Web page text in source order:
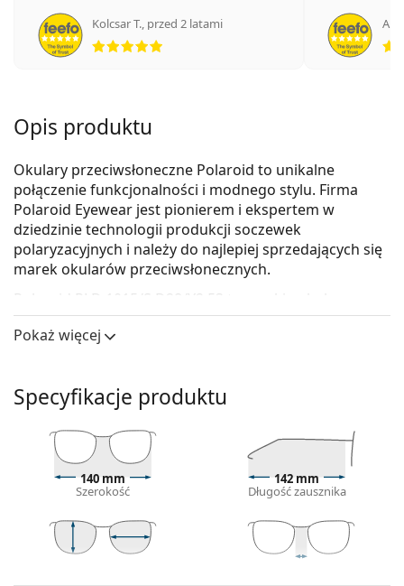
Kolcsar T., przed 2 latami
Opis produktu
Okulary przeciwsłoneczne Polaroid to unikalne
połączenie funkcjonalności i modnego stylu. Firma
Polaroid Eyewear jest pionierem i ekspertem w
dziedzinie technologii produkcji soczewek
polaryzacyjnych i należy do najlepiej sprzedających się
marek okularów przeciwsłonecznych.
Polaroid PLD 1015/S D28/Y2 53
przeciwsłoneczne.
Skorzystaj z funkcji wirtualnego przymierzania i
przeciwsłonecznych.
Czarny kolor oprawek doskonale pasuje do
chłodnego odcienia skóry oraz do jasnobrązowych,
czarnych lub jasnoblond włosów.
są idealnym wyborem, jeśli masz owalną lub okrągłą
twarz.
Pokaż więcej
Specyfikacje produktu
140 mm
Szerokość
142 mm
Długość zausznika